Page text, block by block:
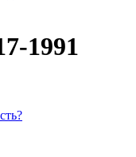
1991